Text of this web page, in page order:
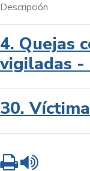
Descripción
4. Quejas
vigiladas -
30.
Imprimir